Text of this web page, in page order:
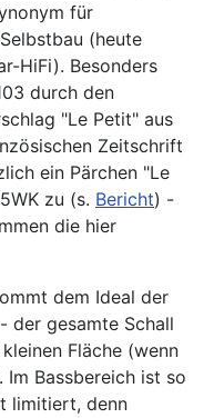
für
(heute
HiFi). Besonders
durch den
"Le Petit" aus
Zeitschrift
ein Pärchen "Le
zu (s. Bericht) -
die hier
dem Ideal der
der gesamte Schall
Fläche (wenn
Im Bassbereich ist so
limitiert, denn